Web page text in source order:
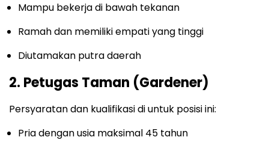
Mampu bekerja di bawah tekanan
Ramah dan memiliki empati yang tinggi
Diutamakan putra daerah
2. Petugas Taman (Gardener)
Persyaratan dan kualifikasi di untuk posisi ini:
Pria dengan usia maksimal 45 tahun